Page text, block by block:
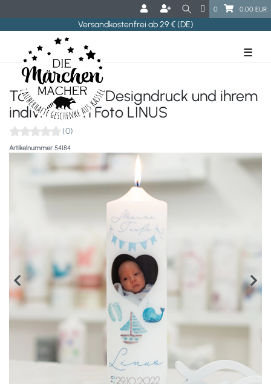
0 0,00 EUR
Versandkostenfrei ab 29 € (DE)
☰
Taufkerze mit Designdruck und ihrem
individuellen Foto LINUS
(0)
Artikelnummer 54184